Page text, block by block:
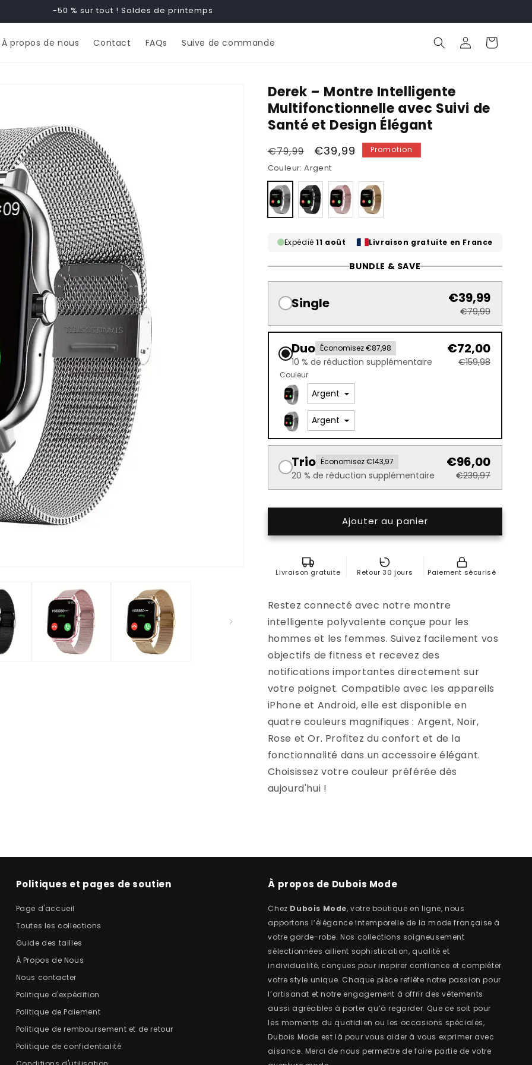
-50 % sur tout ! Soldes de printemps
À propos de nous Contact FAQs Suive de commande ConnexionPanier
Derek – Montre Intelligente
Multifonctionnelle avec Suivi de
Santé et Design Élégant
Prix
habituel
€79,99
Prix
promotionnel
€39,99 Promotion
Couleur: Argent
Variante
épuisée
ou
indisponible
Variante
épuisée
ou
indisponible
Variante
épuisée
ou
indisponible
Variante
épuisée
ou
indisponible
Expédié 11 août Livraison gratuite en France
BUNDLE & SAVE
Single €39,99
€79,99
Duo Économisez €87,98
10 % de réduction supplémentaire
€72,00
€159,98
Couleur
Trio Économisez €143,97
20 % de réduction supplémentaire
€96,00
€239,97
Ajouter au panier
Livraison gratuite Retour 30 jours Paiement sécurisé
Restez connecté avec notre montre
intelligente polyvalente conçue pour les
hommes et les femmes. Suivez facilement vos
objectifs de fitness et recevez des
notifications importantes directement sur
votre poignet. Compatible avec les appareils
iPhone et Android, elle est disponible en
quatre couleurs magnifiques : Argent, Noir,
Rose et Or. Profitez du confort et de la
fonctionnalité dans un accessoire élégant.
Choisissez votre couleur préférée dès
aujourd'hui !
Politiques et pages de soutien
Page d'accueil
Toutes les collections
Guide des tailles
À Propos de Nous
Nous contacter
Politique d'expédition
Politique de Paiement
Politique de remboursement et de retour
Politique de confidentialité
À propos de Dubois Mode
Chez Dubois Mode, votre boutique en ligne, nous
apportons l’élégance intemporelle de la mode française à
votre garde-robe. Nos collections soigneusement
sélectionnées allient sophistication, qualité et
individualité, conçues pour inspirer confiance et compléter
votre style unique. Chaque pièce reflète notre passion pour
l’artisanat et notre engagement à offrir des vêtements
aussi agréables à porter qu’à regarder. Que ce soit pour
les moments du quotidien ou les occasions spéciales,
Dubois Mode est là pour vous aider à vous exprimer avec
aisance. Merci de nous permettre de faire partie de votre